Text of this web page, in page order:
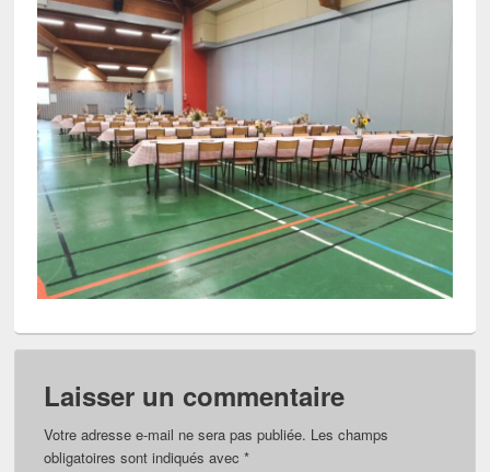
Laisser un commentaire
Votre adresse e-mail ne sera pas publiée. Les champs
obligatoires sont indiqués avec*